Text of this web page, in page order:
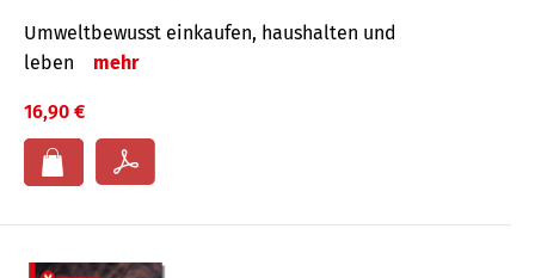
Umweltbewusst einkaufen, haushalten und
leben
mehr
16,90 €